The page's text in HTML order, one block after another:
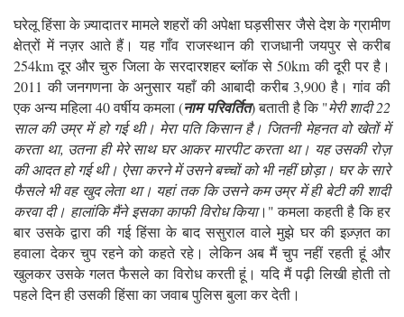
घरेलू हिंसा के ज़्यादातर मामले शहरों की अपेक्षा घड़सीसर जैसे देश के ग्रामीण
क्षेत्रों में नज़र आते हैं। यह गाँव राजस्थान की राजधानी जयपुर से करीब
254km दूर और चुरु जिला के सरदारशहर ब्लॉक से 50km की दूरी पर है।
2011 की जनगणना के अनुसार यहाँ की आबादी करीब 3,900 है। गांव की
एक अन्य महिला 40 वर्षीय कमला (नाम परिवर्तित) बताती है कि "मेरी शादी 22
साल की उम्र में हो गई थी। मेरा पति किसान है। जितनी मेहनत वो खेतों में
करता था, उतना ही मेरे साथ घर आकर मारपीट करता था। यह उसकी रोज़
की आदत हो गई थी। ऐसा करने में उसने बच्चों को भी नहीं छोड़ा। घर के सारे
फैसले भी वह खुद लेता था। यहां तक कि उसने कम उम्र में ही बेटी की शादी
करवा दी। हालांकि मैंने इसका काफी विरोध किया।" कमला कहती है कि हर
बार उसके द्वारा की गई हिंसा के बाद ससुराल वाले मुझे घर की इज़्ज़त का
हवाला देकर चुप रहने को कहते रहे। लेकिन अब मैं चुप नहीं रहती हूं और
खुलकर उसके गलत फैसले का विरोध करती हूं। यदि मैं पढ़ी लिखी होती तो
पहले दिन ही उसकी हिंसा का जवाब पुलिस बुला कर देती।